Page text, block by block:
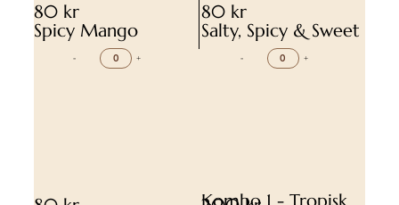
80 kr
Spicy Mango
- +
80 kr
Salty, Spicy & Sweet
- +